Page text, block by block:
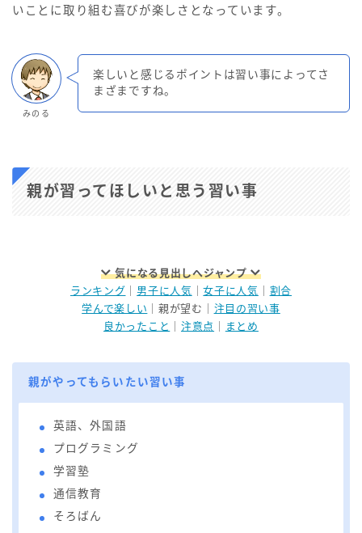
いことに取り組む喜びが楽しさとなっています。
みのる
楽しいと感じるポイントは習い事によってさ
まざまですね。
親が習ってほしいと思う習い事
気になる見出しへジャンプ
ランキング
男子に人気 ｜女子に人気
割合
学んで楽しい ｜親が望む｜ 注目の習い事
良かったこと
注意点 まとめ
親がやってもらいたい習い事
英語、外国語
プログラミング
学習塾
通信教育
そろばん